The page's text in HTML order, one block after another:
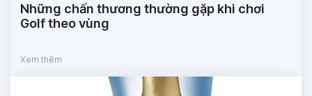
Những chấn thương thường gặp khi chơi
Golf theo vùng
Xem thêm